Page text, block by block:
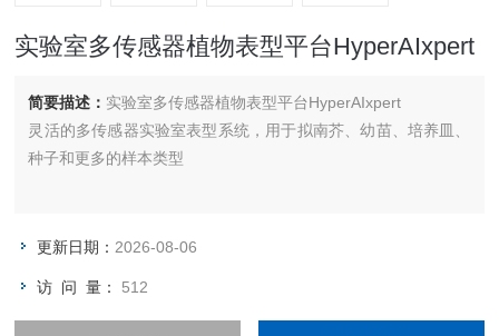
实验室多传感器植物表型平台HyperAIxpert
简要描述： 实验室多传感器植物表型平台HyperAIxpert
灵活的多传感器实验室表型系统，用于拟南芥、幼苗、培养皿、
种子和更多的样本类型
更新日期： 2026-08-06
访 问 量： 512